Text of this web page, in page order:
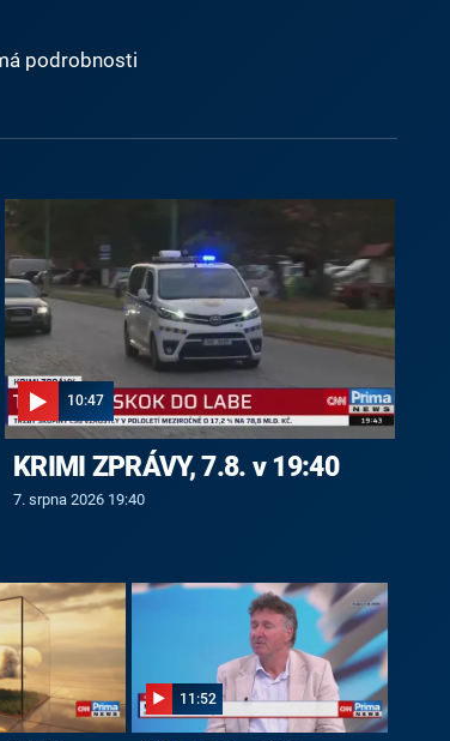
podrobnosti
10:47
KRIMI ZPRÁVY, 7.8. v 19:40
7. srpna 2026 19:40
11:52